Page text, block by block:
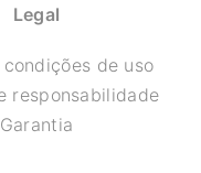
Legal
condições de uso
responsabilidade
Garantia